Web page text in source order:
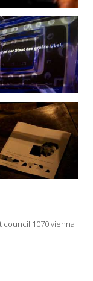
council 1070 vienna